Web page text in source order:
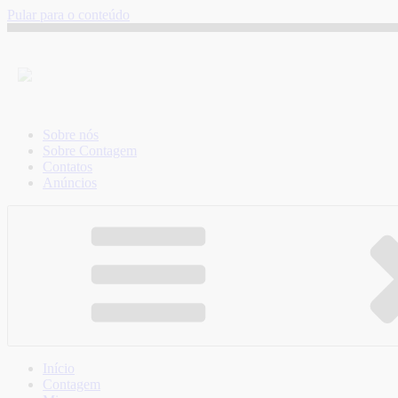
Pular para o conteúdo
Sobre nós
Sobre Contagem
Contatos
Anúncios
Início
Contagem